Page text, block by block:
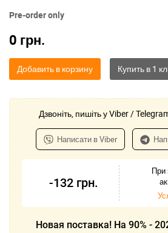
Pre-order only
0 грн.
Добавить в корзину
Дзвоніть, пишіть у Viber /
Написати в Viber
-132 грн.
При
Новая поставка! На 90% -